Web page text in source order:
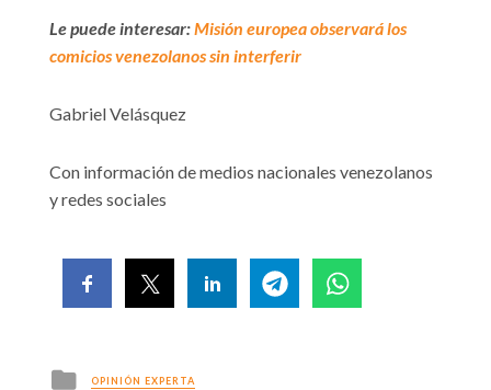
Le puede interesar:Misión europea observará los
comicios venezolanos sin interferir
Gabriel Velásquez
Con información de medios nacionales venezolanos
y redes sociales
Posted
OPINIÓN EXPERTA